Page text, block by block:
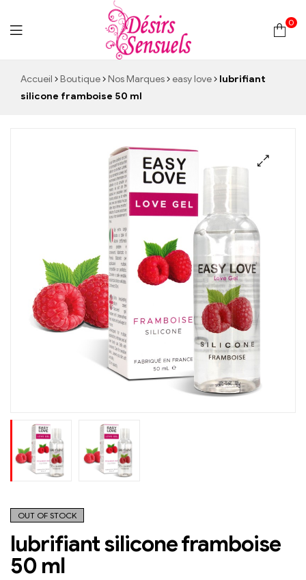
Desirs
0
Accueil Boutique Nos Marques easy love
lubrifiant
silicone framboise 50 ml
OUT OF STOCK
lubrifiant silicone framboise
50 ml